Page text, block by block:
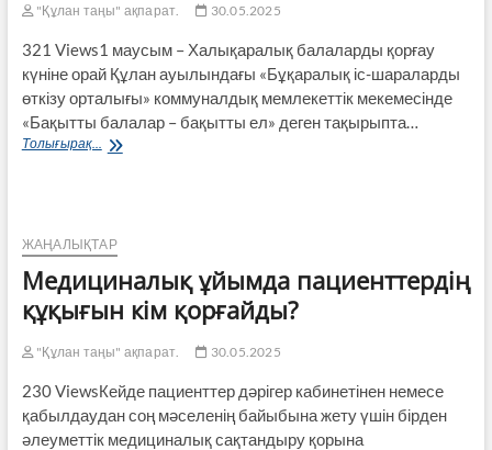
"Құлан таңы" ақпарат. 30.05.2025
321 Views1 маусым – Халықаралық балаларды қорғау
күніне орай Құлан ауылындағы «Бұқаралық іс-шараларды
өткізу орталығы» коммуналдық мемлекеттік мекемесінде
«Бақытты балалар – бақытты ел» деген тақырыпта…
Толығырақ...
Бала
ЖАҢАЛЫҚТАР
Медициналық ұйымда пациенттердің
құқығын кім қорғайды?
"Құлан таңы" ақпарат. 30.05.2025
230 ViewsКейде пациенттер дәрігер каби­нетінен немесе
қабылдаудан соң мәселенің байыбына жету үшін бірден
әлеуметтік медициналық сақтандыру қорына